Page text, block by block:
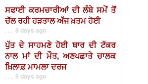
ਸਫਾਈ ਕਰਮਚਾਰੀਆਂ ਦੀ ਲੰਬੇ ਸਮੇਂ ਤੋਂ
ਚੱਲ ਰਹੀ ਹੜਤਾਲ ਅੱਜ ਖ਼ਤਮ ਹੋਈ
. . . 8 days ago
ਪੁੱਤ ਦੇ ਸਾਹਮਣੇ ਹੋਈ ਥਾਰ ਦੀ ਟੱਕਰ
ਨਾਲ ਮਾਂ ਦੀ ਮੌਤ, ਅਣਪਛਾਤੇ ਚਾਲਕ
ਖ਼ਿਲਾਫ਼ ਮਾਮਲਾ ਦਰਜ
. . . 8 days ago